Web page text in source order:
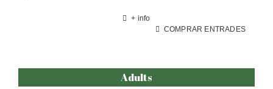
+ info
COMPRAR ENTRADES
Adults